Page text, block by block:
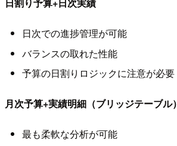
日次での進捗管理が可能
バランスの取れた性能
予算の日割りロジックに注意が必要
月次予算+実績明細（ブリッジテーブル）
最も柔軟な分析が可能